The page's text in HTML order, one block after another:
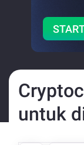
untuk